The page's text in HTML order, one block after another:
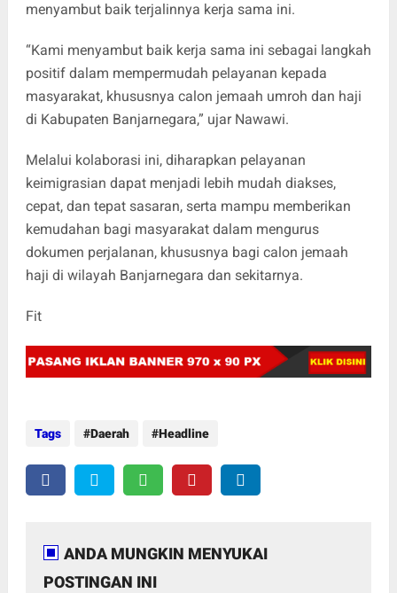
menyambut baik terjalinnya kerja sama ini.
“Kami menyambut baik kerja sama ini sebagai langkah
positif dalam mempermudah pelayanan kepada
masyarakat, khususnya calon jemaah umroh dan haji
di Kabupaten Banjarnegara,” ujar Nawawi.
Melalui kolaborasi ini, diharapkan pelayanan
keimigrasian dapat menjadi lebih mudah diakses,
cepat, dan tepat sasaran, serta mampu memberikan
kemudahan bagi masyarakat dalam mengurus
dokumen perjalanan, khususnya bagi calon jemaah
haji di wilayah Banjarnegara dan sekitarnya.
Fit
Tags Daerah Headline
ANDA MUNGKIN MENYUKAI
POSTINGAN INI